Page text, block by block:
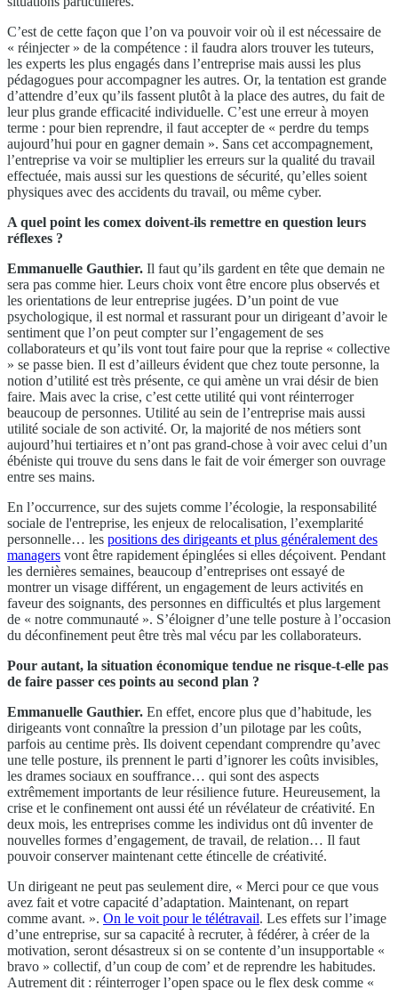
C’est de cette façon que l’on va pouvoir voir où il est nécessaire de
« réinjecter » de la compétence : il faudra alors trouver les tuteurs,
les experts les plus engagés dans l’entreprise mais aussi les plus
pédagogues pour accompagner les autres. Or, la tentation est grande
d’attendre d’eux qu’ils fassent plutôt à la place des autres, du fait de
leur plus grande efficacité individuelle. C’est une erreur à moyen
terme : pour bien reprendre, il faut accepter de « perdre du temps
aujourd’hui pour en gagner demain ». Sans cet accompagnement,
l’entreprise va voir se multiplier les erreurs sur la qualité du travail
effectuée, mais aussi sur les questions de sécurité, qu’elles soient
physiques avec des accidents du travail, ou même cyber.
A quel point les comex doivent-ils remettre en question leurs
réflexes ?
Emmanuelle Gauthier. Il faut qu’ils gardent en tête que demain ne
sera pas comme hier. Leurs choix vont être encore plus observés et
les orientations de leur entreprise jugées. D’un point de vue
psychologique, il est normal et rassurant pour un dirigeant d’avoir le
sentiment que l’on peut compter sur l’engagement de ses
collaborateurs et qu’ils vont tout faire pour que la reprise « collective
» se passe bien. Il est d’ailleurs évident que chez toute personne, la
notion d’utilité est très présente, ce qui amène un vrai désir de bien
faire. Mais avec la crise, c’est cette utilité qui vont réinterroger
beaucoup de personnes. Utilité au sein de l’entreprise mais aussi
utilité sociale de son activité. Or, la majorité de nos métiers sont
aujourd’hui tertiaires et n’ont pas grand-chose à voir avec celui d’un
ébéniste qui trouve du sens dans le fait de voir émerger son ouvrage
entre ses mains.
En l’occurrence, sur des sujets comme l’écologie, la responsabilité
sociale de l'entreprise, les enjeux de relocalisation, l’exemplarité
personnelle… les positions des dirigeants et plus généralement des
managers vont être rapidement épinglées si elles déçoivent. Pendant
les dernières semaines, beaucoup d’entreprises ont essayé de
montrer un visage différent, un engagement de leurs activités en
faveur des soignants, des personnes en difficultés et plus largement
de « notre communauté ». S’éloigner d’une telle posture à l’occasion
du déconfinement peut être très mal vécu par les collaborateurs.
Pour autant, la situation économique tendue ne risque-t-elle pas
de faire passer ces points au second plan ?
Emmanuelle Gauthier. En effet, encore plus que d’habitude, les
dirigeants vont connaître la pression d’un pilotage par les coûts,
parfois au centime près. Ils doivent cependant comprendre qu’avec
une telle posture, ils prennent le parti d’ignorer les coûts invisibles,
les drames sociaux en souffrance… qui sont des aspects
extrêmement importants de leur résilience future. Heureusement, la
crise et le confinement ont aussi été un révélateur de créativité. En
deux mois, les entreprises comme les individus ont dû inventer de
nouvelles formes d’engagement, de travail, de relation… Il faut
pouvoir conserver maintenant cette étincelle de créativité.
Un dirigeant ne peut pas seulement dire, « Merci pour ce que vous
avez fait et votre capacité d’adaptation. Maintenant, on repart
comme avant. ». On le voit pour le télétravail. Les effets sur l’image
d’une entreprise, sur sa capacité à recruter, à fédérer, à créer de la
motivation, seront désastreux si on se contente d’un insupportable «
bravo » collectif, d’un coup de com’ et de reprendre les habitudes.
Autrement dit : réinterroger l’open space ou le flex desk comme «